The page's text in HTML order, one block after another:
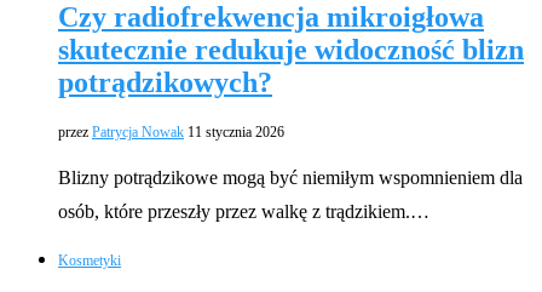
Czy radiofrekwencja mikroigłowa
skutecznie redukuje widoczność blizn
potrądzikowych?
przez Patrycja Nowak 11 stycznia 2026
Blizny potrądzikowe mogą być niemiłym wspomnieniem dla
osób, które przeszły przez walkę z trądzikiem.…
Kosmetyki